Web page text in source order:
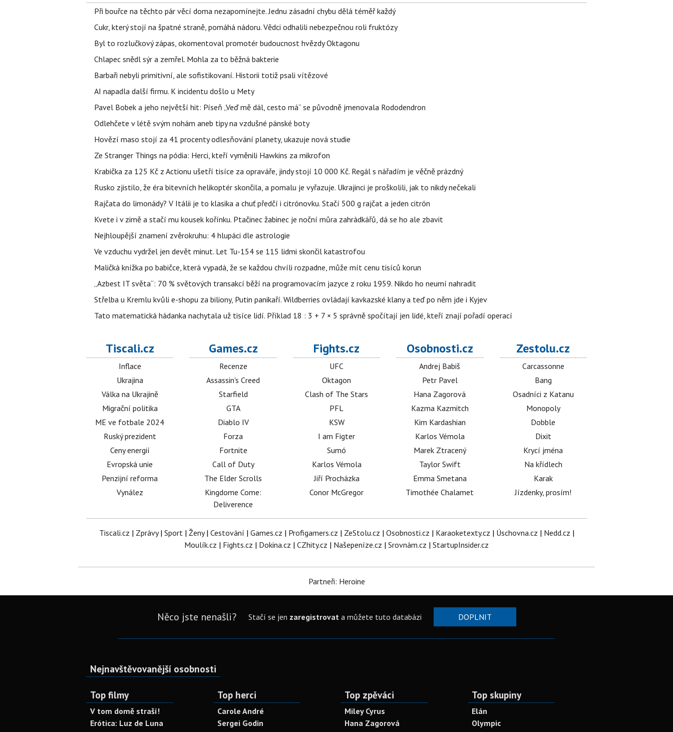
Při bouřce na těchto pár věcí doma nezapomínejte. Jednu zásadní chybu dělá téměř každý
Cukr, který stojí na špatné straně, pomáhá nádoru. Vědci odhalili nebezpečnou roli fruktózy
Byl to rozlučkový zápas, okomentoval promotér budoucnost hvězdy Oktagonu
Chlapec snědl sýr a zemřel. Mohla za to běžná bakterie
Barbaři nebyli primitivní, ale sofistikovaní. Historii totiž psali vítězové
AI napadla další firmu. K incidentu došlo u Mety
Pavel Bobek a jeho největší hit: Píseň „Veď mě dál, cesto má“ se původně jmenovala Rododendron
Odlehčete v létě svým nohám aneb tipy na vzdušné pánské boty
Hovězí maso stojí za 41 procenty odlesňování planety, ukazuje nová studie
Ze Stranger Things na pódia: Herci, kteří vyměnili Hawkins za mikrofon
Krabička za 125 Kč z Actionu ušetří tisíce za opraváře, jindy stojí 10 000 Kč. Regál s nářadím je věčně prázdný
Rusko zjistilo, že éra bitevních helikoptér skončila, a pomalu je vyřazuje. Ukrajinci je proškolili, jak to nikdy nečekali
Rajčata do limonády? V Itálii je to klasika a chuť předčí i citrónovku. Stačí 500 g rajčat a jeden citrón
Kvete i v zimě a stačí mu kousek kořínku. Ptačinec žabinec je noční můra zahrádkářů, dá se ho ale zbavit
Nejhloupější znamení zvěrokruhu: 4 hlupáci dle astrologie
Ve vzduchu vydržel jen devět minut. Let Tu-154 se 115 lidmi skončil katastrofou
Maličká knížka po babičce, která vypadá, že se každou chvíli rozpadne, může mít cenu tisíců korun
„Azbest IT světa“: 70 % světových transakcí běží na programovacím jazyce z roku 1959. Nikdo ho neumí nahradit
Střelba u Kremlu kvůli e-shopu za biliony, Putin panikaří. Wildberries ovládají kavkazské klany a teď po něm jde i Kyjev
Tato matematická hádanka nachytala už tisíce lidí. Příklad 18 : 3 + 7 × 5 správně spočítají jen lidé, kteří znají pořadí operací
Tiscali.cz
Inflace
Ukrajina
Válka na Ukrajině
Migrační politika
ME ve fotbale 2024
Ruský prezident
Ceny energií
Evropská unie
Penzijní reforma
Vynález
Games.cz
Recenze
Assassin's Creed
Starfield
GTA
Diablo IV
Forza
Fortnite
Call of Duty
The Elder Scrolls
Kingdome Come:
Deliverence
Fights.cz
UFC
Oktagon
Clash of The Stars
PFL
KSW
I am Figter
Sumó
Karlos Vémola
Jiří Procházka
Conor McGregor
Osobnosti.cz
Andrej Babiš
Petr Pavel
Hana Zagorová
Kazma Kazmitch
Kim Kardashian
Karlos Vémola
Marek Ztracený
Taylor Swift
Emma Smetana
Timothée Chalamet
Zestolu.cz
Carcassonne
Bang
Osadníci z Katanu
Monopoly
Dobble
Dixit
Krycí jména
Na křídlech
Karak
Jízdenky, prosím!
Tiscali.cz | Zprávy| Sport| Ženy| Cestování | Games.cz | Profigamers.cz | ZeStolu.cz | Osobnosti.cz | Karaoketexty.cz | Úschovna.cz | Nedd.cz |
Moulík.cz | Fights.cz | Dokina.cz | CZhity.cz | Našepeníze.cz | Srovnám.cz | StartupInsider.cz
Partneři: Heroine
Něco jste nenašli? Stačí se jen zaregistrovata můžete tuto databázi DOPLNIT
Nejnavštěvovanější osobnosti
Top filmy
V tom domě straší!
Erótica: Luz de Luna
Top herci
Carole André
Sergei Godin
Top zpěváci
Miley Cyrus
Hana Zagorová
Top skupiny
Elán
Olympic